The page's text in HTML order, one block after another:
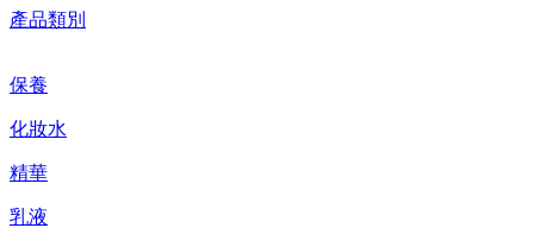
產品類別
保養
化妝水
精華
乳液